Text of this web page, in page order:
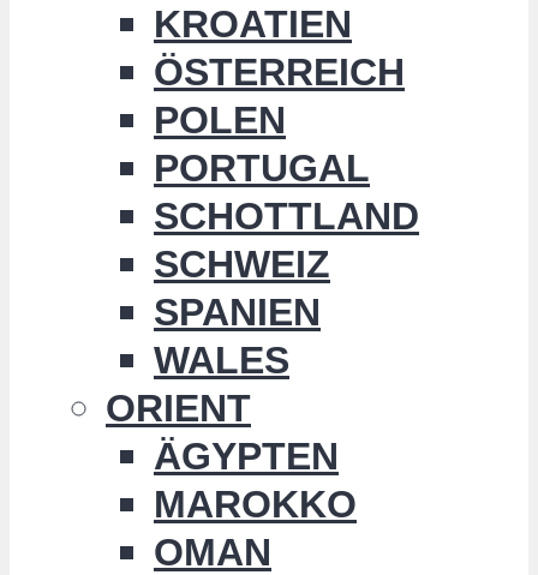
KROATIEN
ÖSTERREICH
POLEN
PORTUGAL
SCHOTTLAND
SCHWEIZ
SPANIEN
WALES
ORIENT
ÄGYPTEN
MAROKKO
OMAN